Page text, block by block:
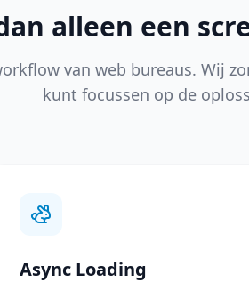
alleen een
van web bureaus. Wij
kunt focussen op de
Async Loading